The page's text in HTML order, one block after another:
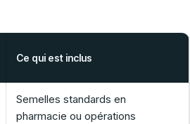
Ce qui est inclus
Semelles standards en
pharmacie ou opérations